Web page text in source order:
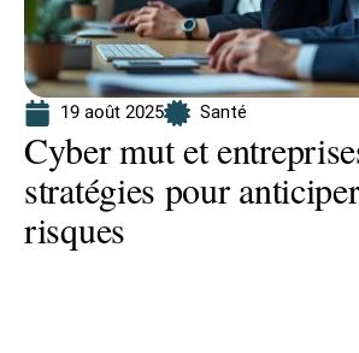
19 août 2025 Santé
Cyber mut et
stratégies pour
risques